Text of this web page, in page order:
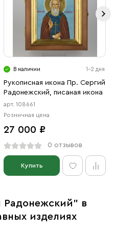
В наличии 1-2 дня
Рукописная икона Пр. Сергий
Радонежский, писаная икона
арт. 108661
Розничная цена
27 000 ₽
0 отзывов
Купить
Радонежский" в
изделиях